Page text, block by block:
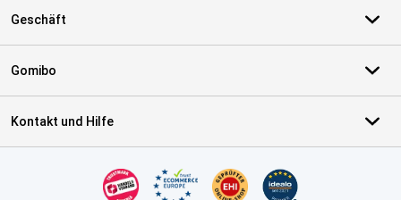
Geschäft
Gomibo
Kontakt und Hilfe